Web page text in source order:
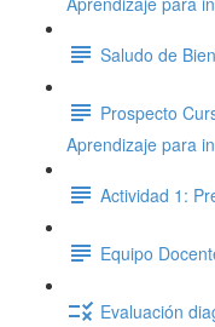
Saludo de
Prospecto
Aprendizaje para
Actividad 1:
Equipo
Evaluación